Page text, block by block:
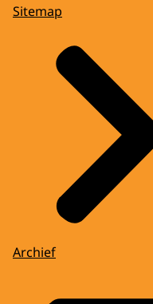
Sitemap
Archief